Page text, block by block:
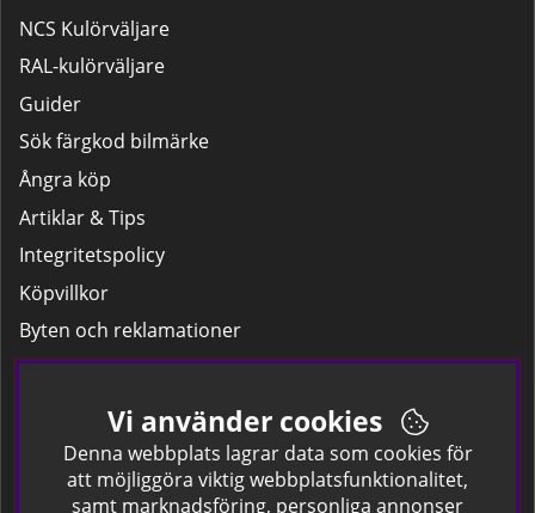
NCS Kulörväljare
RAL-kulörväljare
Guider
Sök färgkod bilmärke
Ångra köp
Artiklar & Tips
Integritetspolicy
Köpvillkor
Byten och reklamationer
Leverans
Hitta färgkoden på bilen.
Företagskund
Vi använder cookies
Denna webbplats lagrar data som cookies för
att möjliggöra viktig webbplatsfunktionalitet,
samt marknadsföring, personliga annonser